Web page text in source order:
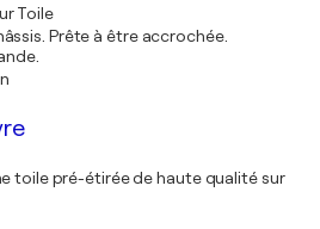
Toile
Prête à être accrochée.
toile pré-étirée de haute qualité sur